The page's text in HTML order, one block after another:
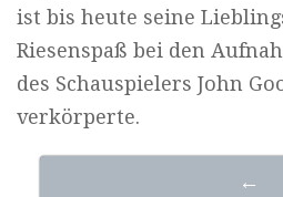
ist bis heute seine
Riesenspaß bei den
des Schauspielers John
verkörperte.
←